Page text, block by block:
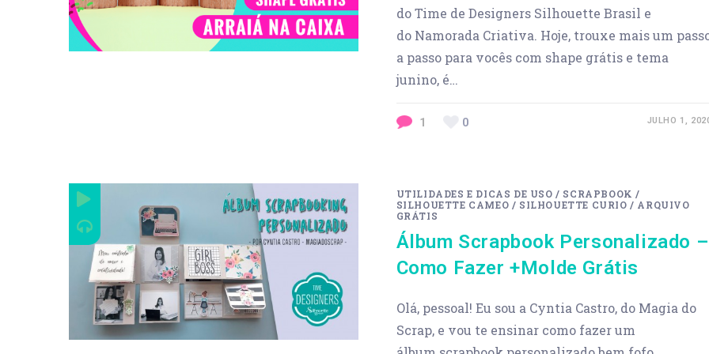
do Time de Designers Silhouette Brasil e
do Namorada Criativa. Hoje, trouxe mais um
a passo para vocês com shape grátis e tema
junino, é…
1 0 JULHO 1,
UTILIDADES E DICAS DE USO / SCRAPBOOK /
SILHOUETTE CAMEO / SILHOUETTE CURIO / ARQUIVO
GRÁTIS
Álbum Scrapbook Personalizado –
Como Fazer +Molde Grátis
Olá, pessoal! Eu sou a Cyntia Castro, do Magia do
Scrap, e vou te ensinar como fazer um